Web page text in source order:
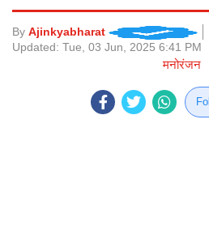
By Ajinkyabharat
Updated: Tue, 03 Jun, 2025 6:41 PM
मनोरंजन